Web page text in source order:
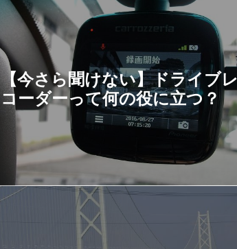
【今さら聞けない】ドライブレ
コーダーって何の役に立つ？